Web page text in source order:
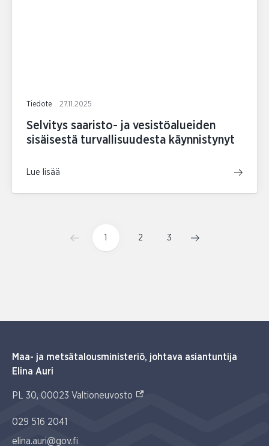
Tiedote 27.11.2025
Selvitys saaristo- ja vesistöalueiden
sisäisestä turvallisuudesta käynnistynyt
Lue lisää
1 2 3
Maa- ja metsätalousministeriö, johtava asiantuntija
Elina Auri
PL 30, 00023 Valtioneuvosto (Ulkoinen linkki)
029 516 2041
elina.auri@gov.fi